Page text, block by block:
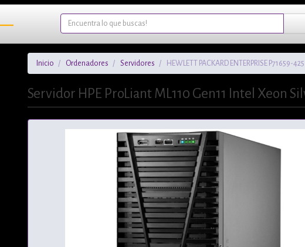
Inicio Ordenadores Servidores HEWLETT PACKARD ENTERPRISE P71659-425
Servidor HPE ProLiant ML110 Gen11 Intel Xeon